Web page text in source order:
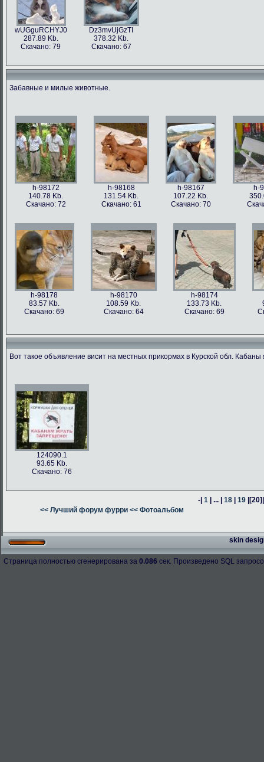
wUGguRCHYJ0
287.89 Kb.
Скачано: 79
Dz3mvUjGzTI
378.32 Kb.
Скачано: 67
Забавные и милые животные.
h-98172
140.78 Kb.
Скачано: 72
h-98168
131.54 Kb.
Скачано: 61
h-98167
107.22 Kb.
Скачано: 70
h-
h-98178
83.57 Kb.
Скачано: 69
h-98170
108.59 Kb.
Скачано: 64
h-98174
133.73 Kb.
Скачано: 69
h-98176
76.47 Kb.
Скачано: 63
h-98171
187.62 Kb.
Скачано: 66
h-98160
h-98164
Вот такое объявление висит на местных прикормах в Курской обл.
124090.1
93.65 Kb.
Скачано: 76
-| 1 | ... | 18 | 19 |[20]
<< Лучший форум фурри << Фотоальбом
skin
Страница полностью сгенерирована за 0.086 сек. Произведено SQL